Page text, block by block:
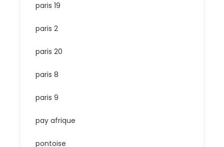
paris 19
paris 2
paris 20
paris 8
paris 9
pay afrique
pontoise